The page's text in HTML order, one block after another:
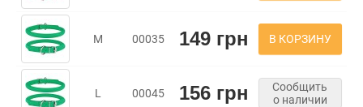
M 00035 149 грн В КОРЗИНУ
L 00045 156 грн
Сообщить
о наличии